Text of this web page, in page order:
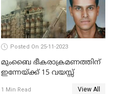
Posted On 25-11-2023
മുംബൈ ഭീകരാക്രമണത്തിന്
ഇന്നേയ്ക്ക് 15 വയസ്സ്
1 Min Read View All